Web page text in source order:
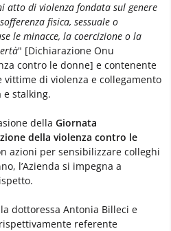
atto di violenza fondata sul genere
fisica, sessuale o
le minacce, la coercizione o la
" [Dichiarazione Onu
contro le donne] e contenente
di violenza e collegamento
e stalking.
della Giornata
della violenza contro le
azioni per sensibilizzare colleghi
l’Azienda si impegna a
dottoressa Antonia Billeci e
referente